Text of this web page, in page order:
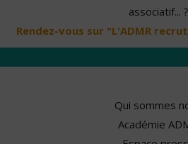
associatif... ?
Rendez-vous sur "L'ADMR
Qui sommes
Académie